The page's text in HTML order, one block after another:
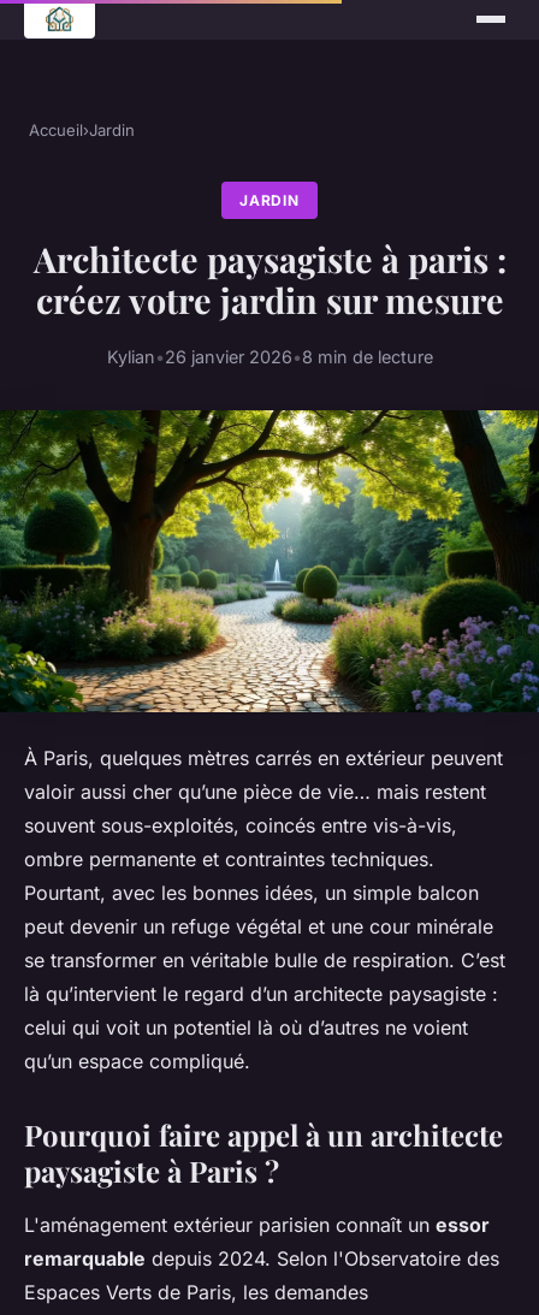
Accueil›Jardin
JARDIN
Architecte paysagiste à paris :
créez votre jardin sur mesure
Kylian•26 janvier 2026•8 min de lecture
À Paris, quelques mètres carrés en extérieur peuvent
valoir aussi cher qu’une pièce de vie… mais restent
souvent sous-exploités, coincés entre vis-à-vis,
ombre permanente et contraintes techniques.
Pourtant, avec les bonnes idées, un simple balcon
peut devenir un refuge végétal et une cour minérale
se transformer en véritable bulle de respiration. C’est
là qu’intervient le regard d’un architecte paysagiste :
celui qui voit un potentiel là où d’autres ne voient
qu’un espace compliqué.
Pourquoi faire appel à un architecte
paysagiste à Paris ?
L'aménagement extérieur parisien connaît un essor
remarquable depuis 2024. Selon l'Observatoire des
Espaces Verts de Paris, les demandes